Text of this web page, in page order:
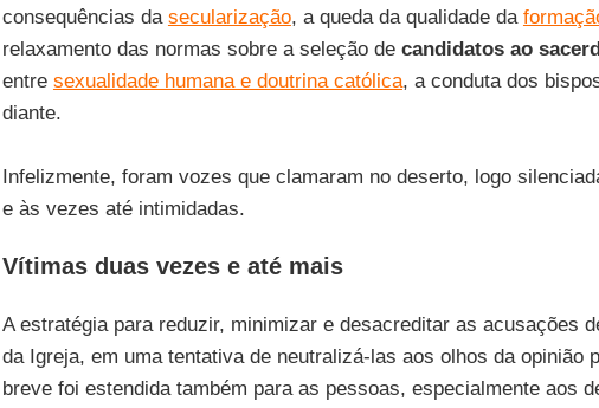
consequências da secularização, a queda da qualidade da
relaxamento das normas sobre a seleção de candidatos ao
entre sexualidade humana e doutrina católica, a conduta dos
diante.
Infelizmente, foram vozes que clamaram no deserto, logo
e às vezes até intimidadas.
Vítimas duas vezes e até mais
A estratégia para reduzir, minimizar e desacreditar as acusações
da Igreja, em uma tentativa de neutralizá-las aos olhos da opinião
breve foi estendida também para as pessoas, especialmente aos